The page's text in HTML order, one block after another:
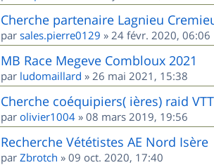
Cherche partenaire Lagnieu
par sales.pierre0129 » 24 févr. 2020, 06:06
MB Race Megeve Combloux 2021
par ludomaillard » 26 mai 2021, 15:38
Cherche coéquipiers( ières) raid
par olivier1004 » 08 mars 2019, 19:56
Recherche Vététistes AE Nord Isère
par Zbrotch » 09 oct. 2020, 17:40